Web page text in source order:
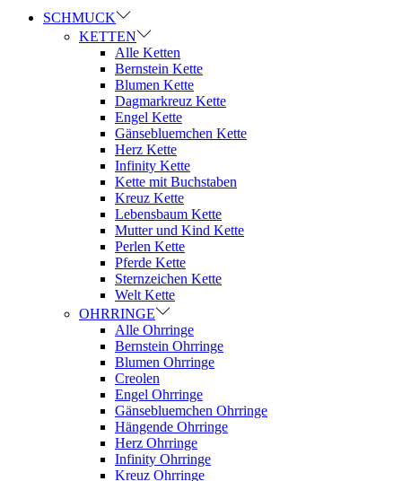
SCHMUCK
KETTEN
Alle Ketten
Bernstein Kette
Blumen Kette
Dagmarkreuz Kette
Engel Kette
Gänsebluemchen Kette
Herz Kette
Infinity Kette
Kette mit Buchstaben
Kreuz Kette
Lebensbaum Kette
Mutter und Kind Kette
Perlen Kette
Pferde Kette
Sternzeichen Kette
Welt Kette
OHRRINGE
Alle Ohrringe
Bernstein Ohrringe
Blumen Ohrringe
Creolen
Engel Ohrringe
Gänsebluemchen Ohrringe
Hängende Ohrringe
Herz Ohrringe
Infinity Ohrringe
Kreuz Ohrringe